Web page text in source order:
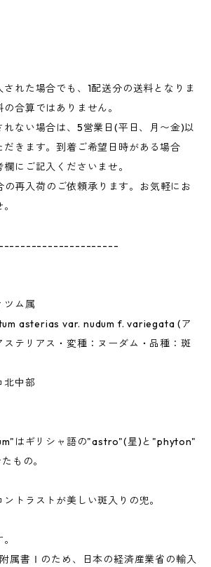
れた場合でも、1配送分の送料となりま
合算ではありません。
ない場合は、5営業日(平日、月〜金)以
だきます。到着ご希望日時がある場合
にご記入くださいませ。
再入荷のご依頼承ります。お気軽にお
ツム属
asterias var. nudum f. variegata (ア
ステリアス・変種：ヌーダム・品種：斑
北中部
はギリシャ語の"astro"(星)と"phyton"
もの。
トラストが美しい斑入りの兜。
属書Ⅰのため、日本の経済産業省の輸入